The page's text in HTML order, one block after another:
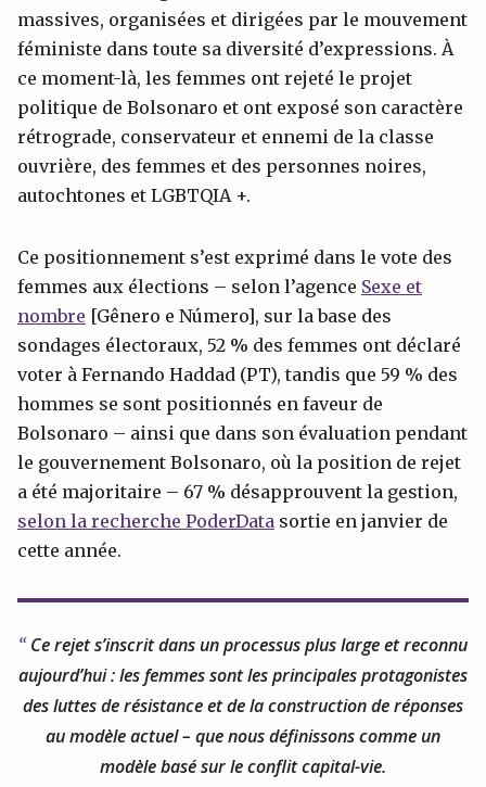
massives, organisées et dirigées par le mouvement
féministe dans toute sa diversité d’expressions. À
ce moment-là, les femmes ont rejeté le projet
politique de Bolsonaro et ont exposé son caractère
rétrograde, conservateur et ennemi de la classe
ouvrière, des femmes et des personnes noires,
autochtones et LGBTQIA +.
Ce positionnement s’est exprimé dans le vote des
femmes aux élections – selon l’agence Sexe et
nombre [Gênero e Número], sur la base des
sondages électoraux, 52 % des femmes ont déclaré
voter à Fernando Haddad (PT), tandis que 59 % des
hommes se sont positionnés en faveur de
Bolsonaro – ainsi que dans son évaluation pendant
le gouvernement Bolsonaro, où la position de rejet
a été majoritaire – 67 % désapprouvent la gestion,
selon la recherche PoderData sortie en janvier de
cette année.
Ce rejet s’inscrit dans un processus plus large et reconnu
aujourd’hui : les femmes sont les principales protagonistes
des luttes de résistance et de la construction de réponses
au modèle actuel – que nous définissons comme un
modèle basé sur le conflit capital-vie.